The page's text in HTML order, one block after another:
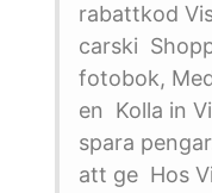
rabattkod
carski
fotobok,
en Kolla in
spara
att ge Hos